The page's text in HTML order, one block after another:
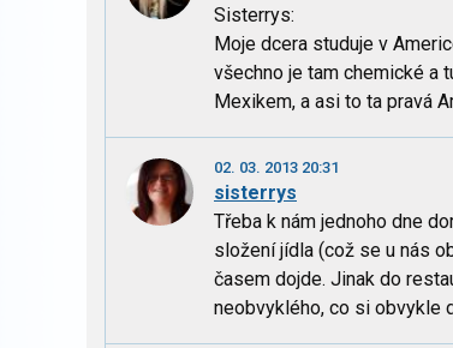
Sisterrys:
Moje dcera studuje v
všechno je tam chemické a
Mexikem, a asi to ta pravá
02. 03. 2013 20:31
sisterrys
Třeba k nám jednoho dne
složení jídla (což se u nás
časem dojde. Jinak do
neobvyklého, co si obvykle